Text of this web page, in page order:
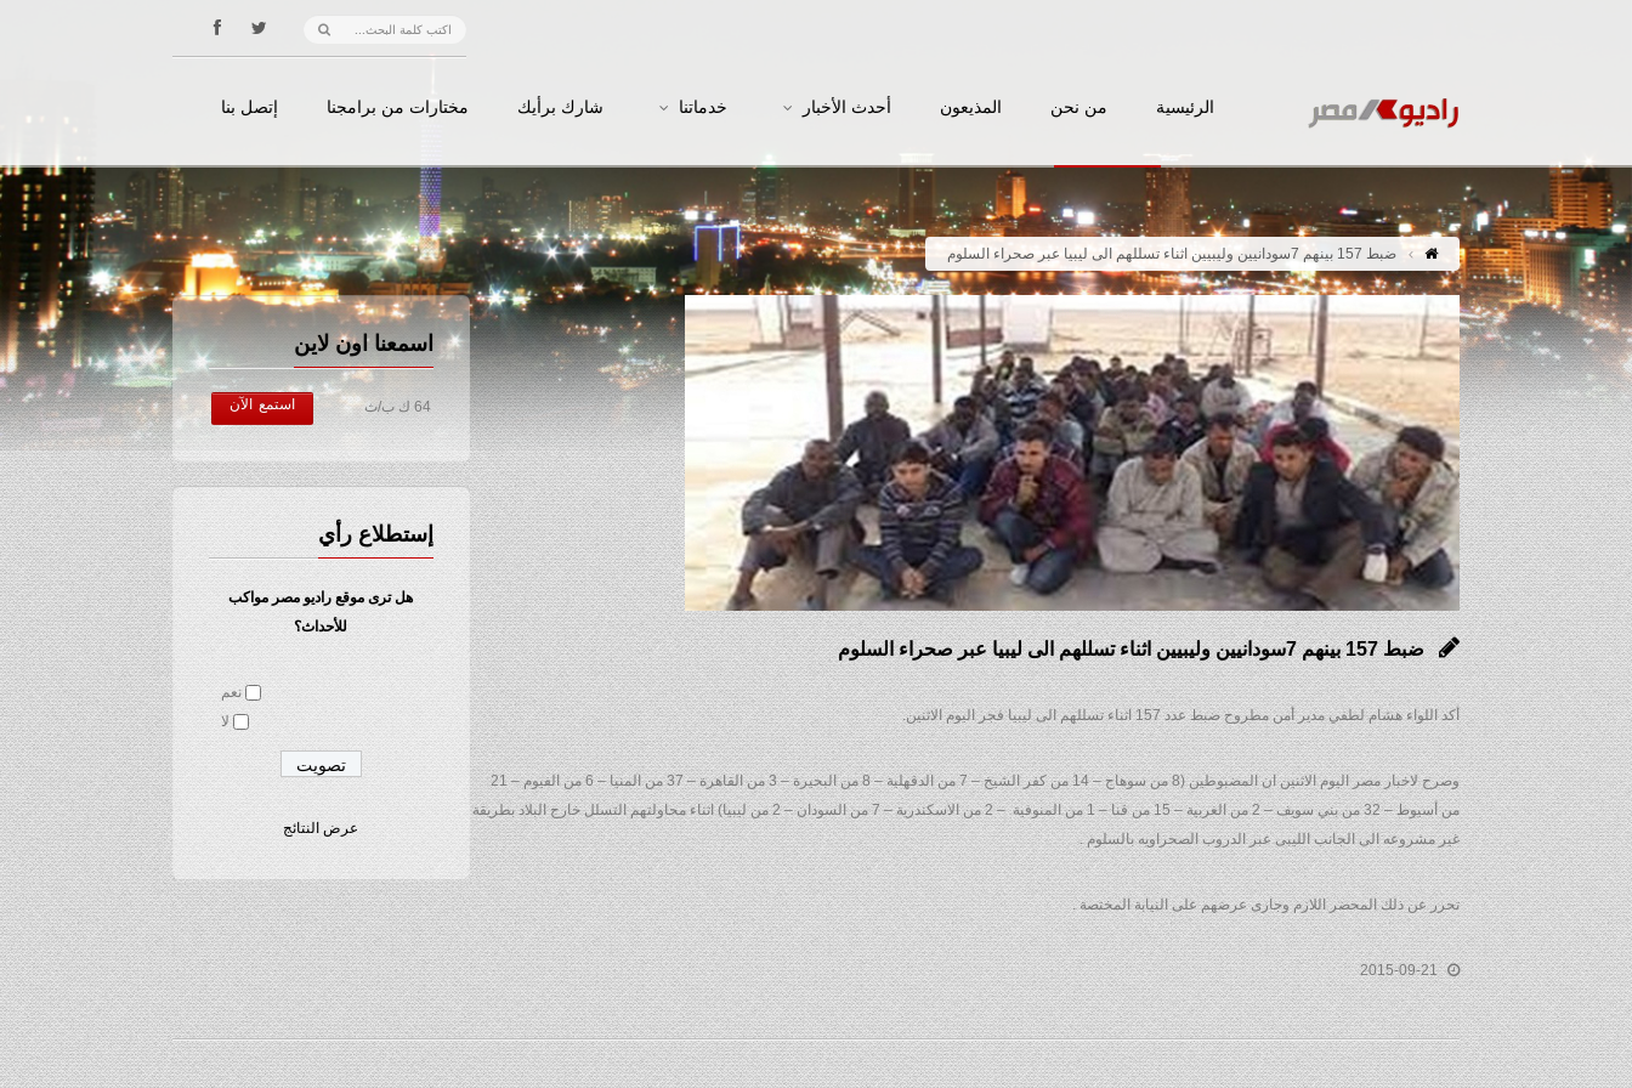
الرئيسية من نحن المذيعون أحدث الأخبار خدماتنا شارك برأيك مختارات من برامجنا إتصل بنا
ضبط 157 بينهم 7سودانيين وليبيين اثناء تسللهم الى ليبيا عبر صحراء السلوم
اسمعنا اون لاين
64 ك ب/ث استمع الآن
إستطلاع رأي
هل ترى موقع راديو مصر مواكب
للأحداث؟
نعم
لا
عرض النتائج
ضبط 157 بينهم 7سودانيين وليبيين اثناء تسللهم الى ليبيا عبر صحراء السلوم
أكد اللواء هشام لطفي مدير أمن مطروح ضبط عدد 157 اثناء تسللهم الى ليبيا فجر اليوم الاثنين.
وصرح لاخبار مصر اليوم الاثنين ان المضبوطين (8 من سوهاج – 14 من كفر الشيخ – 7 من الدقهلية – 8 من البحيرة – 3 من القاهرة – 37 من المنيا – 6 من الفيوم – 21
من أسيوط – 32 من بني سويف – 2 من الغربية – 15 من قنا – 1 من المنوفية – 2 من الاسكندرية – 7 من السودان – 2 من ليبيا) اثناء محاولتهم التسلل خارج البلاد بطريقة
غير مشروعه الى الجانب الليبى عبر الدروب الصحراويه بالسلوم .
تحرر عن ذلك المحضر اللازم وجارى عرضهم على النيابة المختصة .
2015-09-21